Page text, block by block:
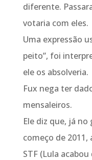
diferente.
votaria com eles.
Uma expressão
peito”, foi
ele os absolveria.
Fux nega ter
mensaleiros.
Ele diz que, já
começo de 2011,
STF (Lula